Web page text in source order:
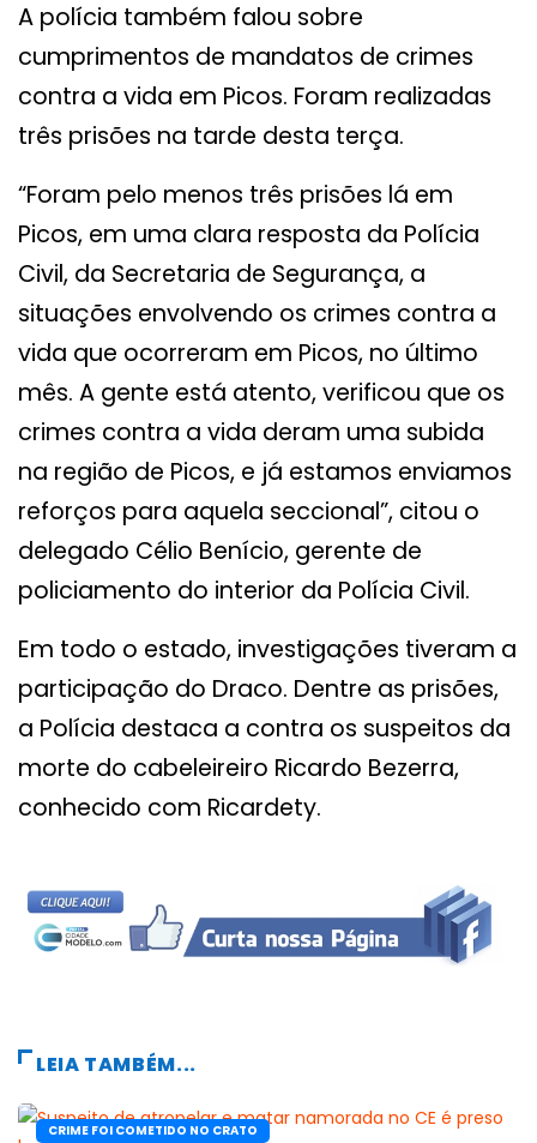
A polícia também falou sobre
cumprimentos de mandatos de crimes
contra a vida em Picos. Foram realizadas
três prisões na tarde desta terça.
“Foram pelo menos três prisões lá em
Picos, em uma clara resposta da Polícia
Civil, da Secretaria de Segurança, a
situações envolvendo os crimes contra a
vida que ocorreram em Picos, no último
mês. A gente está atento, verificou que os
crimes contra a vida deram uma subida
na região de Picos, e já estamos enviamos
reforços para aquela seccional”, citou o
delegado Célio Benício, gerente de
policiamento do interior da Polícia Civil.
Em todo o estado, investigações tiveram a
participação do Draco. Dentre as prisões,
a Polícia destaca a contra os suspeitos da
morte do cabeleireiro Ricardo Bezerra,
conhecido com Ricardety.
LEIA TAMBÉM...
CRIME FOI COMETIDO NO CRATO